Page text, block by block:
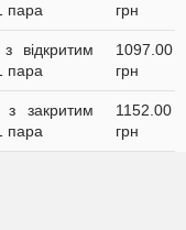
пара
грн
відкритим
пара
1097.00
грн
закритим
пара
1152.00
грн